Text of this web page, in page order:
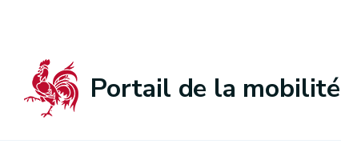
Portail de la